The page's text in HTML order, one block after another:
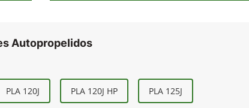
Autopropelidos
PLA 120J PLA 120J HP PLA 125J